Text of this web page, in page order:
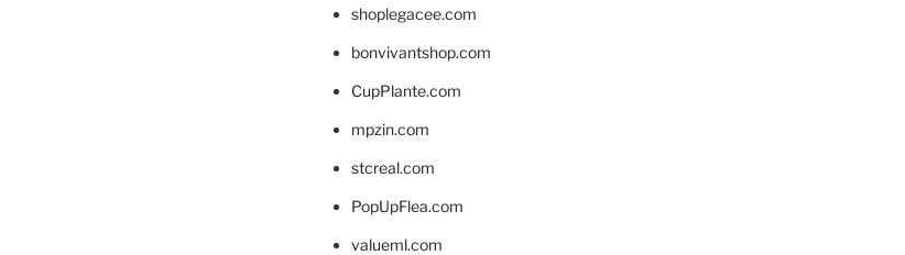
shoplegacee.com
bonvivantshop.com
CupPlante.com
mpzin.com
stcreal.com
PopUpFlea.com
valueml.com